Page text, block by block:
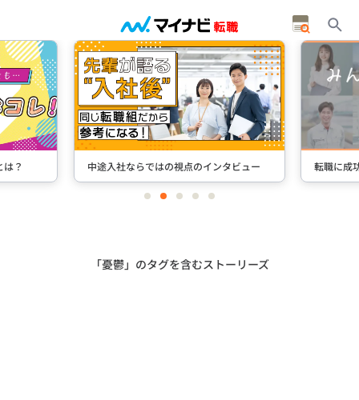
？ 中途入社ならではの視点のインタビュー 転職に成
itemitemitemitemitem
「憂鬱」のタグを含むストーリーズ